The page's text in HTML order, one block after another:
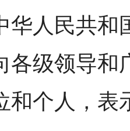
华人民共和
各级领导和
和个人，表